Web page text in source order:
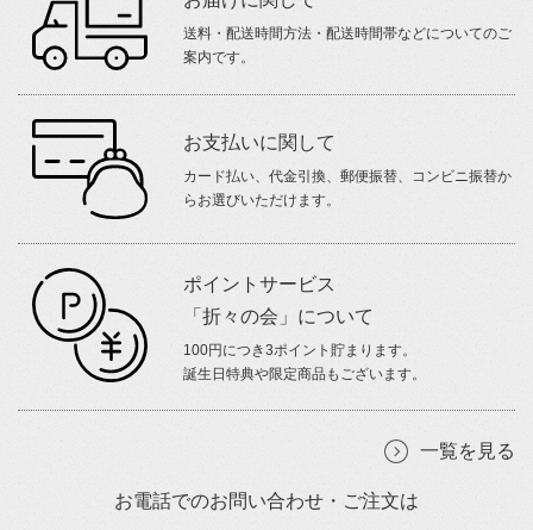
送料・配送時間方法・配送時間帯などについてのご
案内です。
お支払いに関して
カード払い、代金引換、郵便振替、コンビニ振替か
らお選びいただけます。
ポイントサービス
「折々の会」について
100円につき3ポイント貯まります。
誕生日特典や限定商品もございます。
一覧を見る
お電話でのお問い合わせ・ご注文は